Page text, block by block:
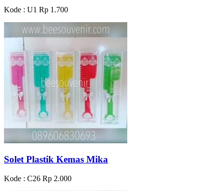
Kode : U1 Rp 1.700
Solet Plastik Kemas Mika
Kode : C26 Rp 2.000